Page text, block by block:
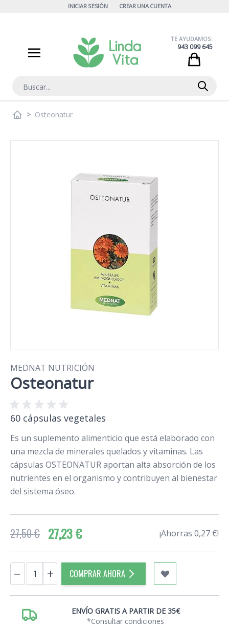
INICIAR SESIÓN CREAR UNA CUENTA
Buscar
TE AYUDAMOS:
943 099 645
> Osteonatur
MEDNAT NUTRICIÓN
Osteonatur
60 cápsulas vegetales
Es un suplemento alimenticio que está elaborado con
una mezcla de minerales quelados y vitaminas. Las
cápsulas OSTEONATUR aportan alta absorción de los
nutrientes en el organismo y contribuyen al bienestar
del sistema óseo.
27,50 € 27,23 € ¡Ahorras 0,27 €!
Cantidad
− + COMPRAR AHORA
ENVÍO GRATIS A PARTIR DE 35€
*Consultar condiciones